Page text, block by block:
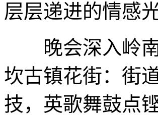
层层递进的情感光
晚会深入岭南
坎古镇花街：街
技，英歌舞鼓点